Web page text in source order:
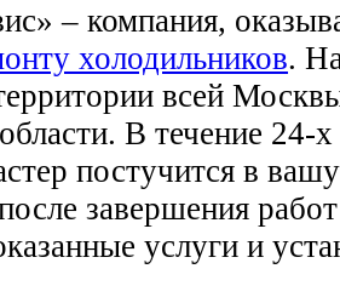
– компания,
холодильников.
всей
В течение 24-
постучится в
завершения
услуги и